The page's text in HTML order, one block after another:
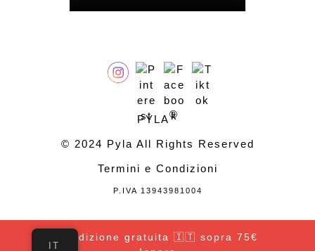
PYLA®
© 2024 Pyla All Rights Reserved
Termini e Condizioni
P.IVA 13943981004
Spedizione gratuita 🇮🇹 sopra 75€